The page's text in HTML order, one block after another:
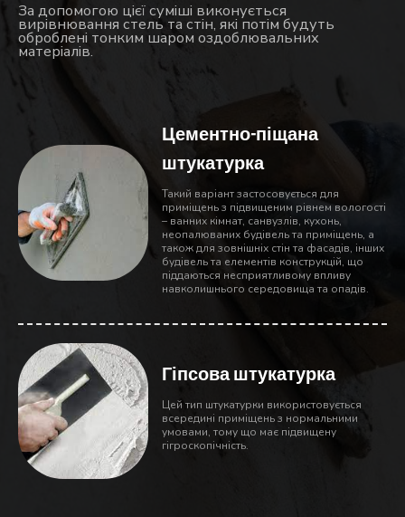
За допомогою цієї суміші виконується
вирівнювання стель та стін, які потім будуть
оброблені тонким шаром оздоблювальних
матеріалів.
Цементно-піщана
штукатурка
Такий варіант застосовується для
приміщень з підвищеним рівнем вологості
– ванних кімнат, санвузлів, кухонь,
неопалюваних будівель та приміщень, а
також для зовнішніх стін та фасадів, інших
будівель та елементів конструкцій, що
піддаються несприятливому впливу
навколишнього середовища та опадів.
Гіпсова штукатурка
Цей тип штукатурки використовується
всередині приміщень з нормальними
умовами, тому що має підвищену
гігроскопічність.